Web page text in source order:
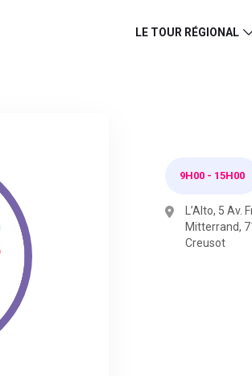
LE TOUR RÉGIONAL
9H00 - 15H00
L’Alto, 5 Av.
Mitterrand,
Creusot